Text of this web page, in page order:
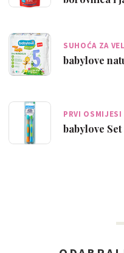
SUHOĆA ZA
babylove
PRVI OSMIJESI
babylove